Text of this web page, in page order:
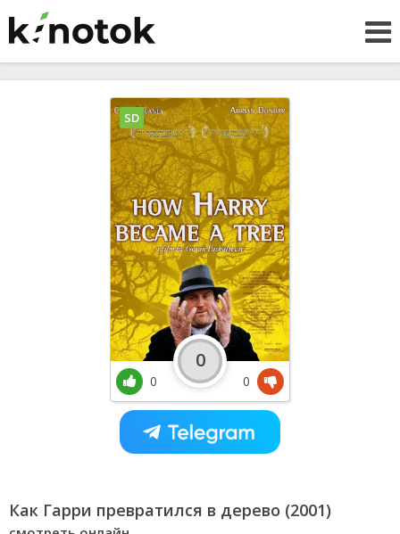
Как Гарри превратился в дерево (2001)
SD
0
0
0